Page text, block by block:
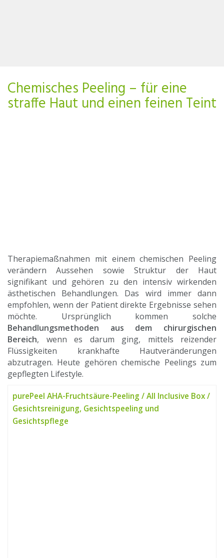
Chemisches Peeling – für eine
straffe Haut und einen feinen Teint
Therapiemaßnahmen mit einem chemischen Peeling
verändern Aussehen sowie Struktur der Haut
signifikant und gehören zu den intensiv wirkenden
ästhetischen Behandlungen. Das wird immer dann
empfohlen, wenn der Patient direkte Ergebnisse sehen
möchte. Ursprünglich kommen solche
Behandlungsmethoden aus dem chirurgischen
Bereich, wenn es darum ging, mittels reizender
Flüssigkeiten krankhafte Hautveränderungen
abzutragen. Heute gehören chemische Peelings zum
gepflegten Lifestyle.
purePeel AHA-Fruchtsäure-Peeling / All Inclusive Box /
Gesichtsreinigung, Gesichtspeeling und
Gesichtspflege